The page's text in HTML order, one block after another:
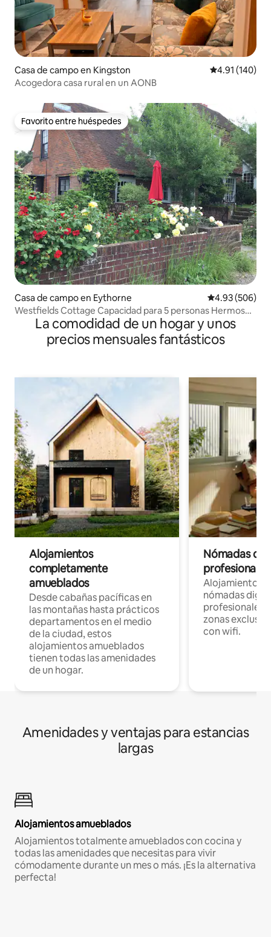
Casa de campo en Kingston Calificación
4.91 (140)
Acogedora casa rural en un AONB
Favorito entre huéspedes
Favorito entre huéspedes
Casa de campo en Eythorne Calificación
4.93 (506)
Westfields Cottage Capacidad para 5 personas Hermoso
entornoLa comodidad de un hogar y unos
precios mensuales fantásticos
Alojamientos
completamente
amueblados
Desde cabañas pacíficas en
las montañas hasta prácticos
departamentos en el medio
de la ciudad, estos
alojamientos amueblados
tienen todas las amenidades
de un hogar.
Nómadas
Alojamientos
nómadas
profesionales
zonas
con wifi.
Amenidades y ventajas para estancias
largas
Alojamientos amueblados
Alojamientos totalmente amueblados con cocina y
todas las amenidades que necesitas para vivir
cómodamente durante un mes o más. ¡Es la alternativa
perfecta!